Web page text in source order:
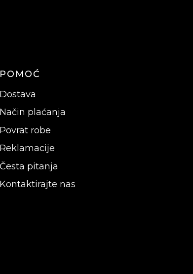
POMOĆ
Dostava
Način plaćanja
Povrat robe
Reklamacije
Česta pitanja
Kontaktirajte nas